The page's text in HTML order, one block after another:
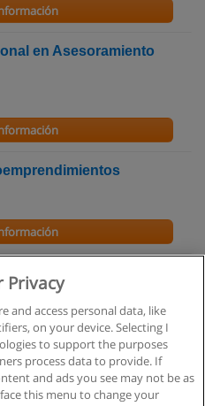
en Asesoramiento
y
Desarrollo, Educación y
Privacy
and access personal data, like
on your device. Selecting I
to support the purposes
process data to provide. If
and ads you see may not be as
this menu to change your